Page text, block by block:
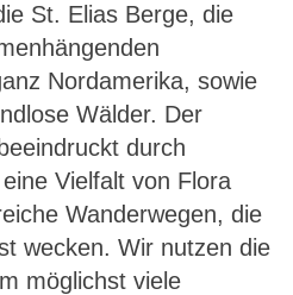
St. Elias Berge, die
Nordamerika, sowie
Wälder. Der
durch
Vielfalt von Flora
Wanderwegen, die
wecken. Wir nutzen die
möglichst viele